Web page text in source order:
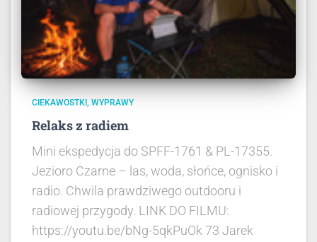
CIEKAWOSTKI WYPRAWY
Relaks z radiem
Mini ekspedycja do SPFF-1761 & PL-17355.
Jezioro Czarne – las, woda, słońce, ognisko i
radio. Chwila prawdziwego outdooru i
radiowej przygody. LINK DO FILMU:
https://youtu.be/bNg-5qkPuOk 73 Jarek